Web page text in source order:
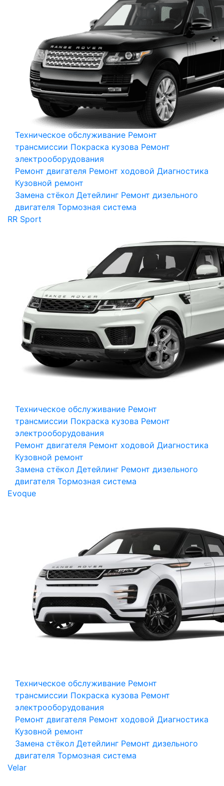
Техническое обслуживание Ремонт
трансмиссии Покраска кузова Ремонт
электрооборудования
Ремонт двигателя Ремонт ходовой Диагностика
Кузовной ремонт
Замена стёкол Детейлинг Ремонт дизельного
двигателя Тормозная система
RR Sport
Техническое обслуживание Ремонт
трансмиссии Покраска кузова Ремонт
электрооборудования
Ремонт двигателя Ремонт ходовой Диагностика
Кузовной ремонт
Замена стёкол Детейлинг Ремонт дизельного
двигателя Тормозная система
Evoque
Техническое обслуживание Ремонт
трансмиссии Покраска кузова Ремонт
электрооборудования
Ремонт двигателя Ремонт ходовой Диагностика
Кузовной ремонт
Замена стёкол Детейлинг Ремонт дизельного
двигателя Тормозная система
Velar